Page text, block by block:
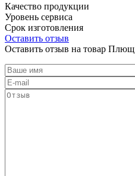
Качество продукции
Уровень сервиса
Срок изготовления
Оставить отзыв
Оставить отзыв на товар Плющ